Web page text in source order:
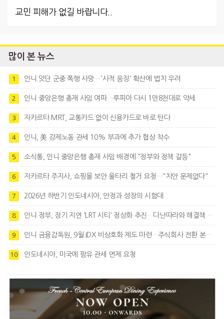
교민 피해가 없길 바랍니다..
많이 본 뉴스
1 인니 잇단 군중 폭행 사망…'사적 응징' 확산에 법치 우려
2 인니 중앙은행 총재 사임 여파…루피아 다시 1만8천대로 약세
3 자카르타 MRT, 교통카드 없이 신용카드로 바로 탄다
4 인니, 美 강제노동 관세 10% 부과에 추가 협상 착수
5 소식통, 인니 중앙은행 총재 사임 배경에 “정부와 정책 갈등"
6 자카르타 주지사, 쇼핑몰 보안 울타리 철거 요청…"치안 문제없다"
7 2026년 하반기 인도네시아, 안정과 성장의 시험대
8 인니 정부, 장기 지연 'LRT 시티' 정상화 추진…다난따라와 해결책 모색
9 인니 금융감독원, 9월 IDX 비상호화 제도 마련…주식회사 전환 본격화
10 인도네시아, 미국에 팜유 관세 면제 요청